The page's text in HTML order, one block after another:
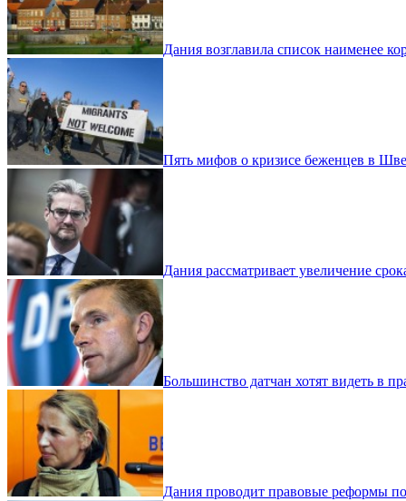
Дания возглавила список наименее
Пять мифов о кризисе беженцев в
Дания рассматривает увеличение
Большинство датчан хотят видеть в
Дания проводит правовые реформы